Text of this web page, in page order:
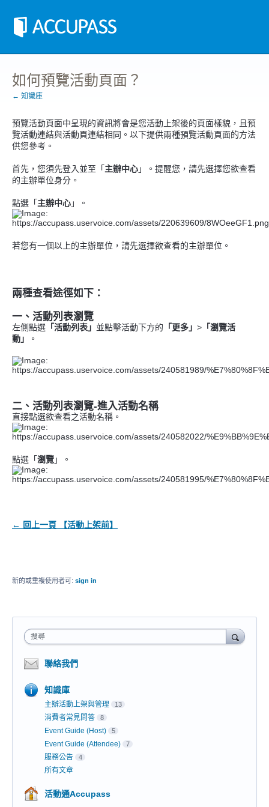
如何預覽活動頁面？
← 知識庫
預覽活動頁面中呈現的資訊將會是您活動上架後的頁面樣貌，且預
覽活動連結與活動頁連結相同。以下提供兩種預覽活動頁面的方法
供您參考。
首先，您須先登入並至「 主辦中心」。提醒您，請先選擇您欲查看
的主辦單位身分。
點選「 主辦中心」。
若您有一個以上的主辦單位，請先選擇欲查看的主辦單位。
兩種查看途徑如下：
一、活動列表瀏覽
左側點選 「活動列表」 並點擊活動下方的 「更多」 > 「瀏覽活
動」
。
二、活動列表瀏覽-進入活動名稱
直接點選欲查看之活動名稱。
點選「瀏覽」。
← 回上一頁 【活動上架前】
新的或重複使用者可: sign in
搜尋
聯絡我們
知識庫
主辦活動上架與管理 13
消費者常見問答 8
Event Guide (Host) 5
Event Guide (Attendee) 7
服務公告 4
所有文章
活動通Accupass